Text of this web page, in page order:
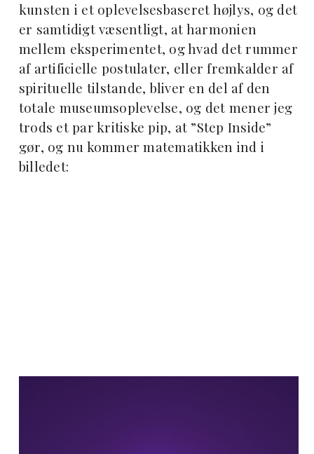
kunsten i et oplevelsesbaseret højlys, og det
er samtidigt væsentligt, at harmonien
mellem eksperimentet, og hvad det rummer
af artificielle postulater, eller fremkalder af
spirituelle tilstande, bliver en del af den
totale museumsoplevelse, og det mener jeg
trods et par kritiske pip, at ”Step Inside”
gør, og nu kommer matematikken ind i
billedet: